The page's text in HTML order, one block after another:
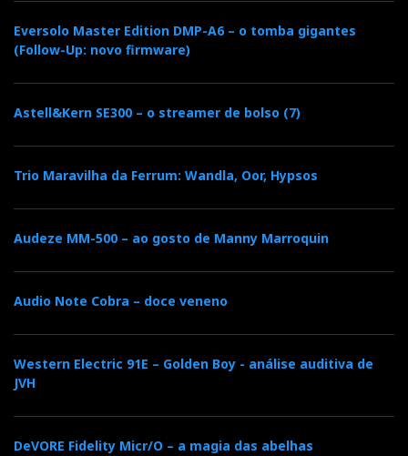
Eversolo Master Edition DMP-A6 – o tomba gigantes
(Follow-Up: novo firmware)
Astell&Kern SE300 – o streamer de bolso (7)
Trio Maravilha da Ferrum: Wandla, Oor, Hypsos
Audeze MM-500 – ao gosto de Manny Marroquin
Audio Note Cobra – doce veneno
Western Electric 91E – Golden Boy - análise auditiva de
JVH
DeVORE Fidelity Micr/O – a magia das abelhas